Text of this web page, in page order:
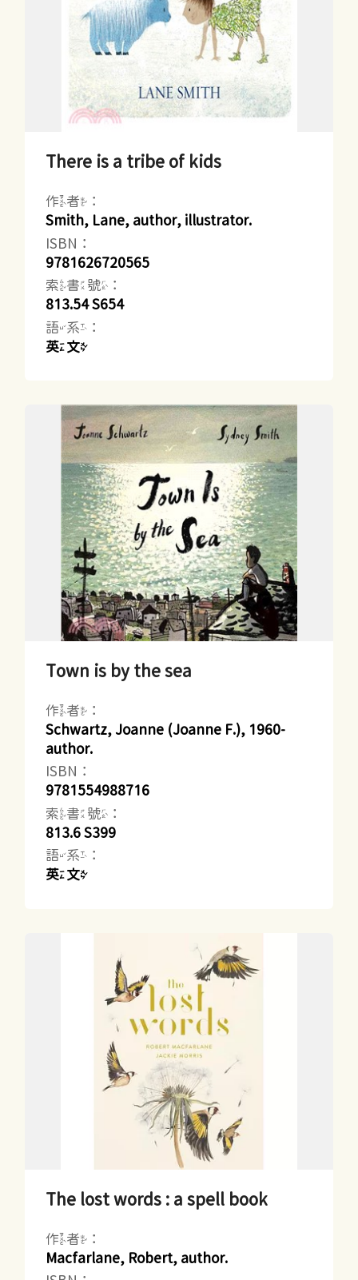
There is a tribe of kids
作者：
Smith, Lane, author, illustrator.
ISBN：
9781626720565
索書號：
813.54 S654
語系：
英文
Town is by the sea
作者：
Schwartz, Joanne (Joanne F.), 1960-
author.
ISBN：
9781554988716
索書號：
813.6 S399
語系：
英文
The lost words : a spell book
作者：
Macfarlane, Robert, author.